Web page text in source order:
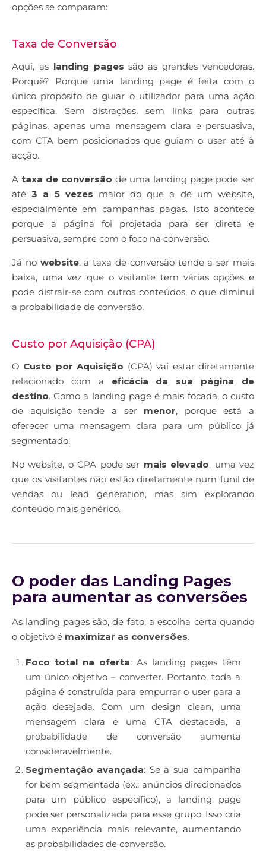
opções se comparam:
Taxa de Conversão
Aqui, as landing pages são as grandes vencedoras.
Porquê? Porque uma landing page é feita com o
único propósito de guiar o utilizador para uma ação
específica. Sem distrações, sem links para outras
páginas, apenas uma mensagem clara e persuasiva,
com CTA bem posicionados que guiam o user até à
acção.
A taxa de conversão de uma landing page pode ser
até3 a 5 vezes maior do que a de um website,
especialmente em campanhas pagas. Isto acontece
porque a página foi projetada para ser direta e
persuasiva, sempre com o foco na conversão.
Já no website, a taxa de conversão tende a ser mais
baixa, uma vez que o visitante tem várias opções e
pode distrair-se com outros conteúdos, o que diminui
a probabilidade de conversão.
Custo por Aquisição (CPA)
O Custo por Aquisição (CPA) vai estar diretamente
relacionado com a eficácia da sua página de
destino. Como a landing page é mais focada, o custo
de aquisição tende a ser menor, porque está a
oferecer uma mensagem clara para um público já
segmentado.
No website, o CPA pode ser mais elevado, uma vez
que os visitantes não estão diretamente num funil de
vendas ou lead generation, mas sim explorando
conteúdo mais genérico.
O poder das Landing Pages
para aumentar as conversões
As landing pages são, de fato, a escolha certa quando
o objetivo é maximizar as conversões.
Foco total na oferta: As landing pages têm
um único objetivo – converter. Portanto, toda a
página é construída para empurrar o user para a
ação desejada. Com um design clean, uma
mensagem clara e uma CTA destacada, a
probabilidade de conversão aumenta
consideravelmente.
Segmentação avançada: Se a sua campanha
for bem segmentada (ex.: anúncios direcionados
para um público específico), a landing page
pode ser personalizada para esse grupo. Isso cria
uma experiência mais relevante, aumentando
as probabilidades de conversão.